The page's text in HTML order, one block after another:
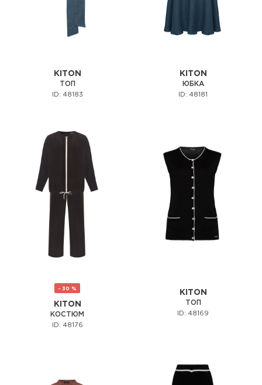
KITON
ТОП
ID: 48183
KITON
ЮБКА
ID: 48181
- 30 %
KITON
КОСТЮМ
ID: 48176
KITON
ТОП
ID: 48169